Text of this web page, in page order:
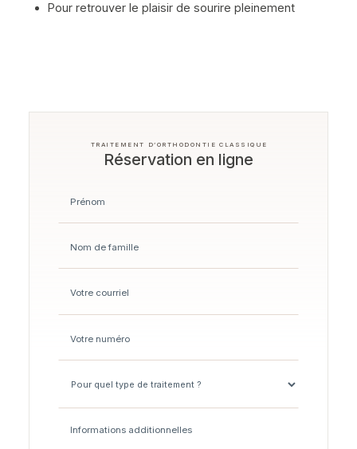
Pour retrouver le plaisir de sourire pleinement
TRAITEMENT D’ORTHODONTIE CLASSIQUE
Réservation en ligne